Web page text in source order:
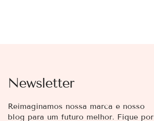
Newsletter
Reimaginamos nossa marca e nosso
blog para um futuro melhor. Fique por